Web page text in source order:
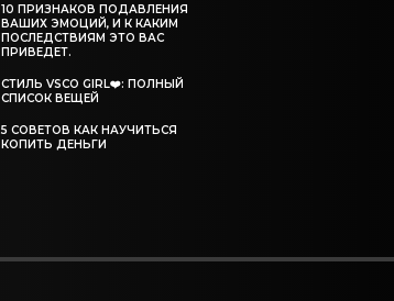
10 ПРИЗНАКОВ ПОДАВЛЕНИЯ
ВАШИХ ЭМОЦИЙ, И К КАКИМ
ПОСЛЕДСТВИЯМ ЭТО ВАС
ПРИВЕДЕТ.
СТИЛЬ VSCO GIRL❤️: ПОЛНЫЙ
СПИСОК ВЕЩЕЙ
5 СОВЕТОВ КАК НАУЧИТЬСЯ
КОПИТЬ ДЕНЬГИ